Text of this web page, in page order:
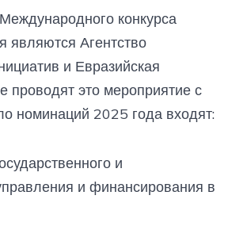
конкурса
являются Агентство
и Евразийская
проводят это мероприятие с
номинаций 2025 года входят:
и
и финансирования в